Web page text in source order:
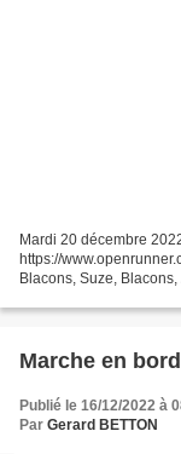
Mardi 20 décembre
https://
Blacons, Suze,
Marche en
Publié le 16/12/2022 à
Par Gerard BETTON